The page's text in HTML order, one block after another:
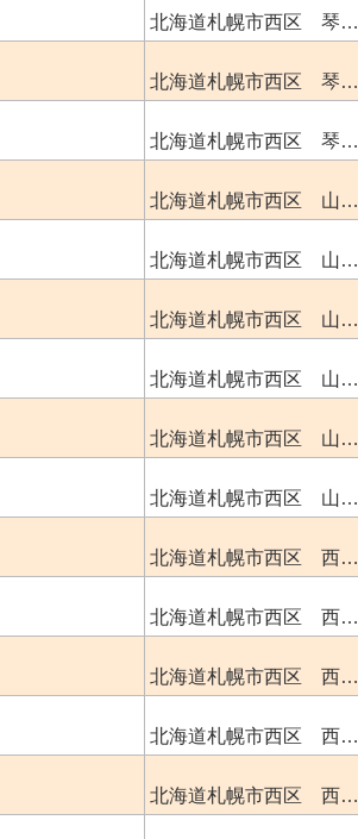
北海道札幌市西区 琴…
北海道札幌市西区 琴…
北海道札幌市西区 琴…
北海道札幌市西区 山…
北海道札幌市西区 山…
北海道札幌市西区 山…
北海道札幌市西区 山…
北海道札幌市西区 山…
北海道札幌市西区 山…
北海道札幌市西区 西…
北海道札幌市西区 西…
北海道札幌市西区 西…
北海道札幌市西区 西…
北海道札幌市西区 西…